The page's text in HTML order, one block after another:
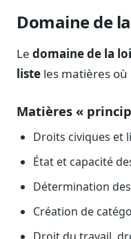
Cartographier
Cabinets, DRI,
Affaires
JO, décrets, conseil
Fédérations &
ONG, syndicats,
Parlementaires
Domaine de
Le domaine de la loi
liste les matières
Matières «
Droits civiques et
État et capacité
Détermination
Création de